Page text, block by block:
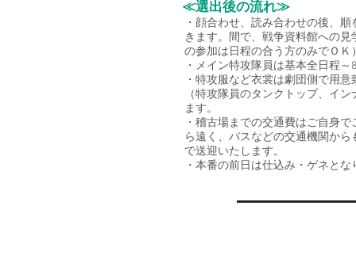
≪選出後の流れ≫
・顔合わせ、読み合わせの後、
きます。間で、戦争資料館への
の参加は日程の合う方のみでＯＫ
・メイン特攻隊員は基本全日程
・特攻服など衣裳は劇団側で用
（特攻隊員のタンクトップ、イ
ます。
・稽古場までの交通費はご自身
ら遠く、バスなどの交通機関か
で送迎いたします。
・本番の前日は仕込み・ゲネと